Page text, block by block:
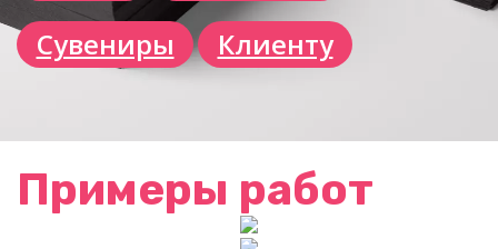
Сувениры
Клиенту
Примеры работ